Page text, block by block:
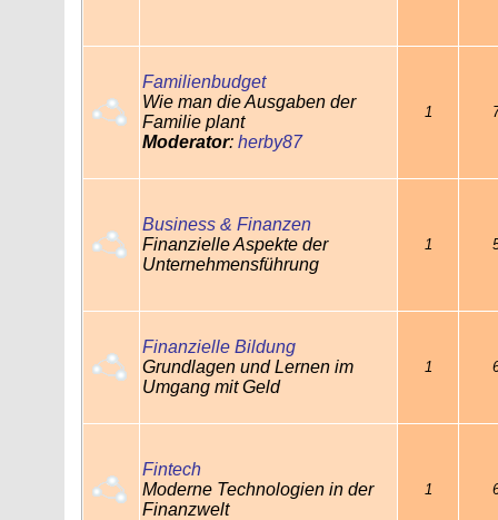
Familienbudget
Wie man die Ausgaben der
Familie plant
Moderator:herby87
1
Business & Finanzen
Finanzielle Aspekte der
Unternehmensführung
1
Finanzielle Bildung
Grundlagen und Lernen im
Umgang mit Geld
1
Fintech
Moderne Technologien in der
Finanzwelt
1